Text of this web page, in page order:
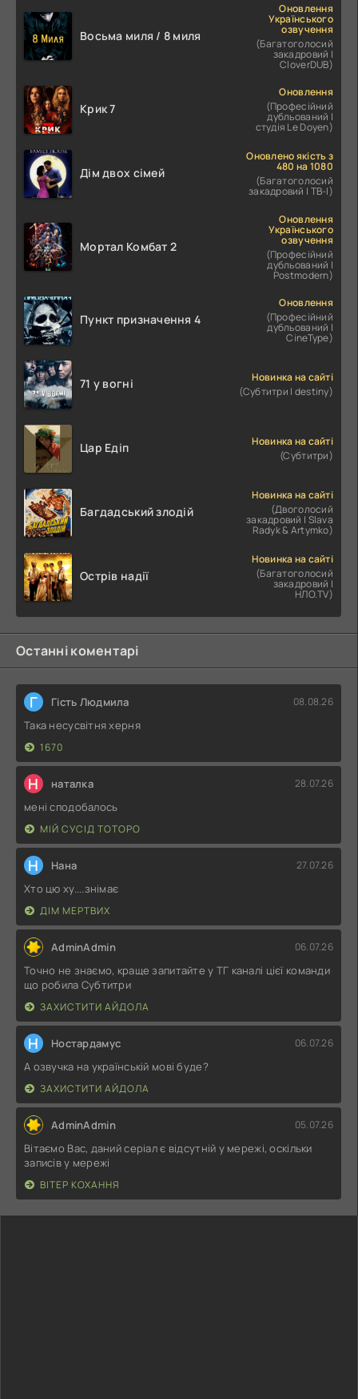
Восьма миля / 8 миля
Оновлення
Українського
озвучення
(Багатоголосий
закадровий |
CloverDUB)
Крик 7
Оновлення
(Професійний
дубльований |
студія Le Doyen)
Дім двох сімей
Оновлено якість з
480 на 1080
(Багатоголосий
закадровий | ТВ-І)
Мортал Комбат 2
Оновлення
Українського
озвучення
(Професійний
дубльований |
Postmodern)
Пункт призначення 4
Оновлення
(Професійний
дубльований |
CineType)
71 у вогні
Новинка на сайті
(Субтитри | destiny)
Цар Едіп
Новинка на сайті
(Субтитри)
Багдадський злодій
Новинка на сайті
(Двоголосий
закадровий | Slava
Radyk & Artymko)
Острів надії
Новинка на сайті
(Багатоголосий
закадровий |
НЛО.TV)
Останні коментарі
Г Гість Людмила 08.08.26
Така несусвітня херня
1670
Н наталка 28.07.26
мені сподобалось
МІЙ СУСІД ТОТОРО
Н Нана 27.07.26
Хто цю ху....знімає
ДІМ МЕРТВИХ
AdminAdmin 06.07.26
Точно не знаємо, краще запитайте у ТГ каналі цієї команди
що робила Субтитри
ЗАХИСТИТИ АЙДОЛА
Н Ностардамус 06.07.26
А озвучка на українській мові буде?
ЗАХИСТИТИ АЙДОЛА
AdminAdmin 05.07.26
Вітаємо Вас, даний серіал є відсутній у мережі, оскільки
записів у мережі
ВІТЕР КОХАННЯ